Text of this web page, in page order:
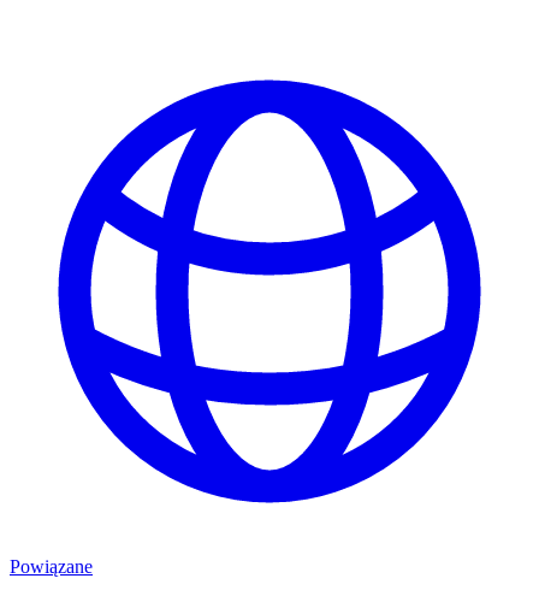
Powiązane